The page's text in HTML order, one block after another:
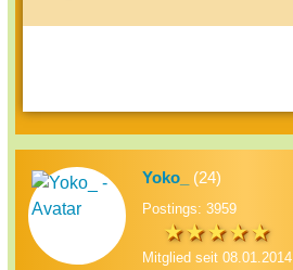
Yoko_ (24)
Postings: 3959
Mitglied seit 08.01.2014